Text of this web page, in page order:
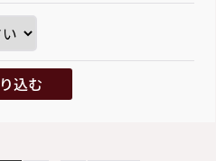
込む